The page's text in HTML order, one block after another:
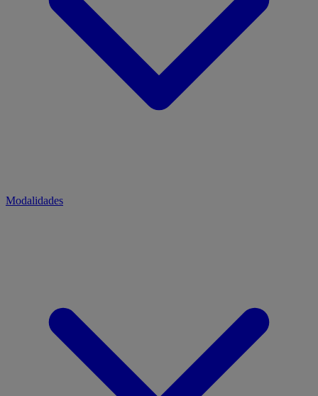
Modalidades